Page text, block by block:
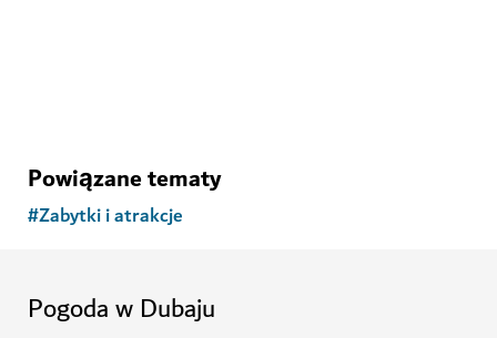
Powiązane tematy
#Zabytki i atrakcje
Pogoda w Dubaju